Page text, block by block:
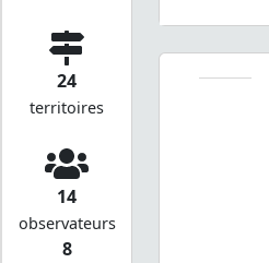
24
territoires
14
observateurs
8